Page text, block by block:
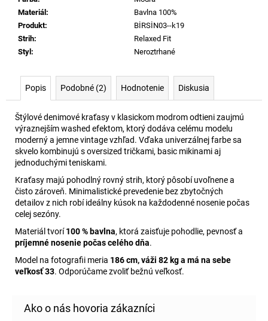
Materiál :
Bavlna 100%
Produkt:
BİRSİN03--k19
Strih:
Relaxed Fit
Styl : Neroztrhané
Popis Podobné (2) Hodnotenie Diskusia
Štýlové denimové kraťasy v klasickom modrom odtieni zaujmú
výraznejším washed efektom, ktorý dodáva celému modelu
moderný a jemne vintage vzhľad. Vďaka univerzálnej farbe sa
skvelo kombinujú s oversized tričkami, basic mikinami aj
jednoduchými teniskami.
Kraťasy majú pohodlný rovný strih, ktorý pôsobí uvoľnene a
čisto zároveň. Minimalistické prevedenie bez zbytočných
detailov z nich robí ideálny kúsok na každodenné nosenie počas
celej sezóny.
Materiál tvorí100 % bavlna, ktorá zaisťuje pohodlie, pevnosť a
príjemné nosenie počas celého dňa.
Model na fotografii meria 186 cm, váži 82 kg a má na sebe
veľkosť 33. Odporúčame zvoliť bežnú veľkosť.